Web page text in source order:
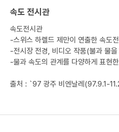
속도 전시관
속도전시관
-스위스 하렐드 제만이 연출한 속도
-전시장 전경, 비디오 작품(불과 물
-물과 속도의 관계를 다양하게 표현
출처 : `97 광주 비엔날레(97.9.1-